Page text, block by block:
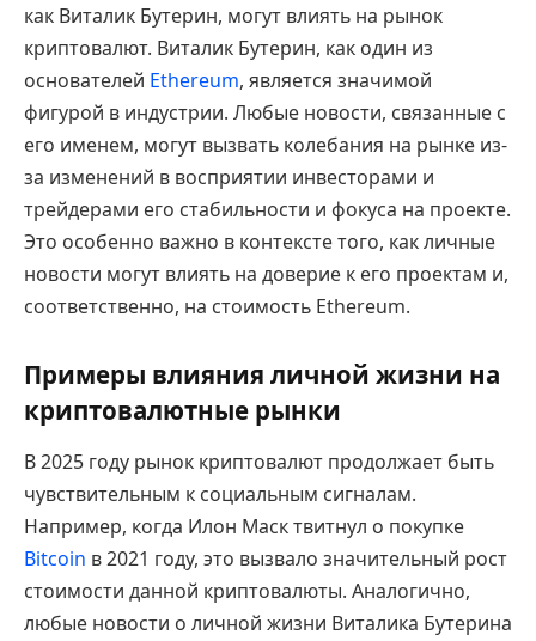
как Виталик Бутерин, могут влиять на рынок
криптовалют. Виталик Бутерин, как один из
основателей Ethereum, является значимой
фигурой в индустрии. Любые новости, связанные с
его именем, могут вызвать колебания на рынке из-
за изменений в восприятии инвесторами и
трейдерами его стабильности и фокуса на проекте.
Это особенно важно в контексте того, как личные
новости могут влиять на доверие к его проектам и,
соответственно, на стоимость Ethereum.
Примеры влияния личной жизни на
криптовалютные рынки
В 2025 году рынок криптовалют продолжает быть
чувствительным к социальным сигналам.
Например, когда Илон Маск твитнул о покупке
Bitcoin в 2021 году, это вызвало значительный рост
стоимости данной криптовалюты. Аналогично,
любые новости о личной жизни Виталика Бутерина